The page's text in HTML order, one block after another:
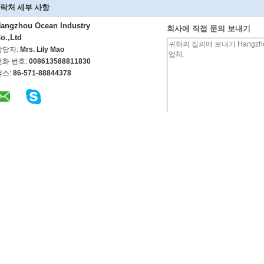
처 세부 사항
Ocean Industry
당자: Mrs. Lily Mao
화 번호: 008613588811830
스: 86-571-88844378
회사에 직접 문의 보내기